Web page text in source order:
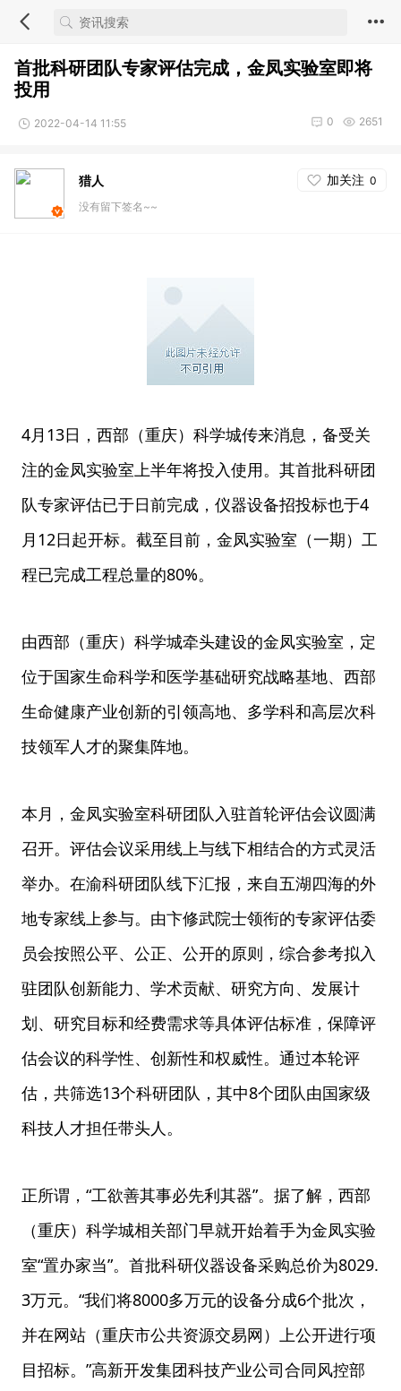
首批科研团队专家评估完成，金凤实验室即将
投用
2022-04-14 11:55 2651
0
猎人 加关注 0
没有留下签名~~
4月13日，西部（重庆）科学城传来消息，备受关
注的金凤实验室上半年将投入使用。其首批科研团
队专家评估已于日前完成，仪器设备招投标也于4
月12日起开标。截至目前，金凤实验室（一期）工
程已完成工程总量的80%。
由西部（重庆）科学城牵头建设的金凤实验室，定
位于国家生命科学和医学基础研究战略基地、西部
生命健康产业创新的引领高地、多学科和高层次科
技领军人才的聚集阵地。
本月，金凤实验室科研团队入驻首轮评估会议圆满
召开。评估会议采用线上与线下相结合的方式灵活
举办。在渝科研团队线下汇报，来自五湖四海的外
地专家线上参与。由卞修武院士领衔的专家评估委
员会按照公平、公正、公开的原则，综合参考拟入
驻团队创新能力、学术贡献、研究方向、发展计
划、研究目标和经费需求等具体评估标准，保障评
估会议的科学性、创新性和权威性。通过本轮评
估，共筛选13个科研团队，其中8个团队由国家级
科技人才担任带头人。
正所谓，“工欲善其事必先利其器”。据了解，西部
（重庆）科学城相关部门早就开始着手为金凤实验
室“置办家当”。首批科研仪器设备采购总价为8029.
3万元。“我们将8000多万元的设备分成6个批次，
并在网站（重庆市公共资源交易网）上公开进行项
目招标。”高新开发集团科技产业公司合同风控部